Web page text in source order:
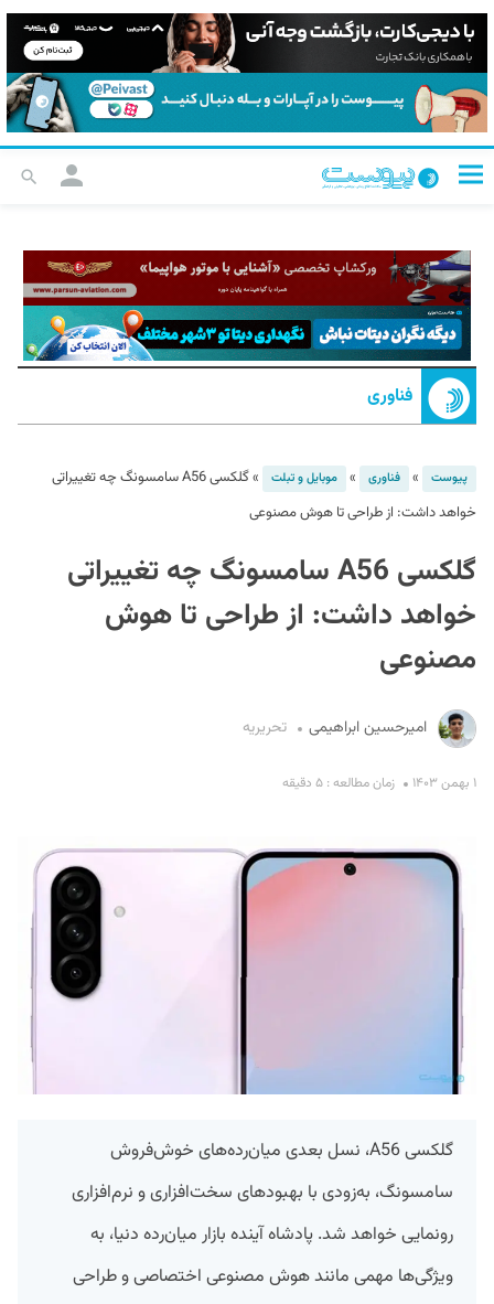
فناوری
پیوست » فناوری » موبایل و تبلت »
گلکسی A56 سامسونگ چه تغییراتی
خواهد داشت: از طراحی تا هوش مصنوعی
گلکسی A56 سامسونگ چه تغییراتی
خواهد داشت: از طراحی تا هوش
مصنوعی
امیرحسین ابراهیمی تحریریه
۱ بهمن ۱۴۰۳ زمان مطالعه : ۵ دقیقه
گلکسی A56، نسل بعدی میان‌رده‌های خوش‌فروش
سامسونگ، به‌زودی با بهبودهای سخت‌افزاری و نرم‌افزاری
رونمایی خواهد شد. پادشاه آینده بازار میان‌رده دنیا، به
ویژگی‌ها مهمی مانند هوش مصنوعی اختصاصی و طراحی